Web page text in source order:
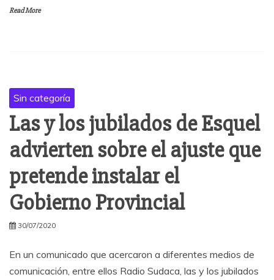
Read More
Sin categoría
Las y los jubilados de Esquel
advierten sobre el ajuste que
pretende instalar el
Gobierno Provincial
30/07/2020
En un comunicado que acercaron a diferentes medios de
comunicación, entre ellos Radio Sudaca, las y los jubilados